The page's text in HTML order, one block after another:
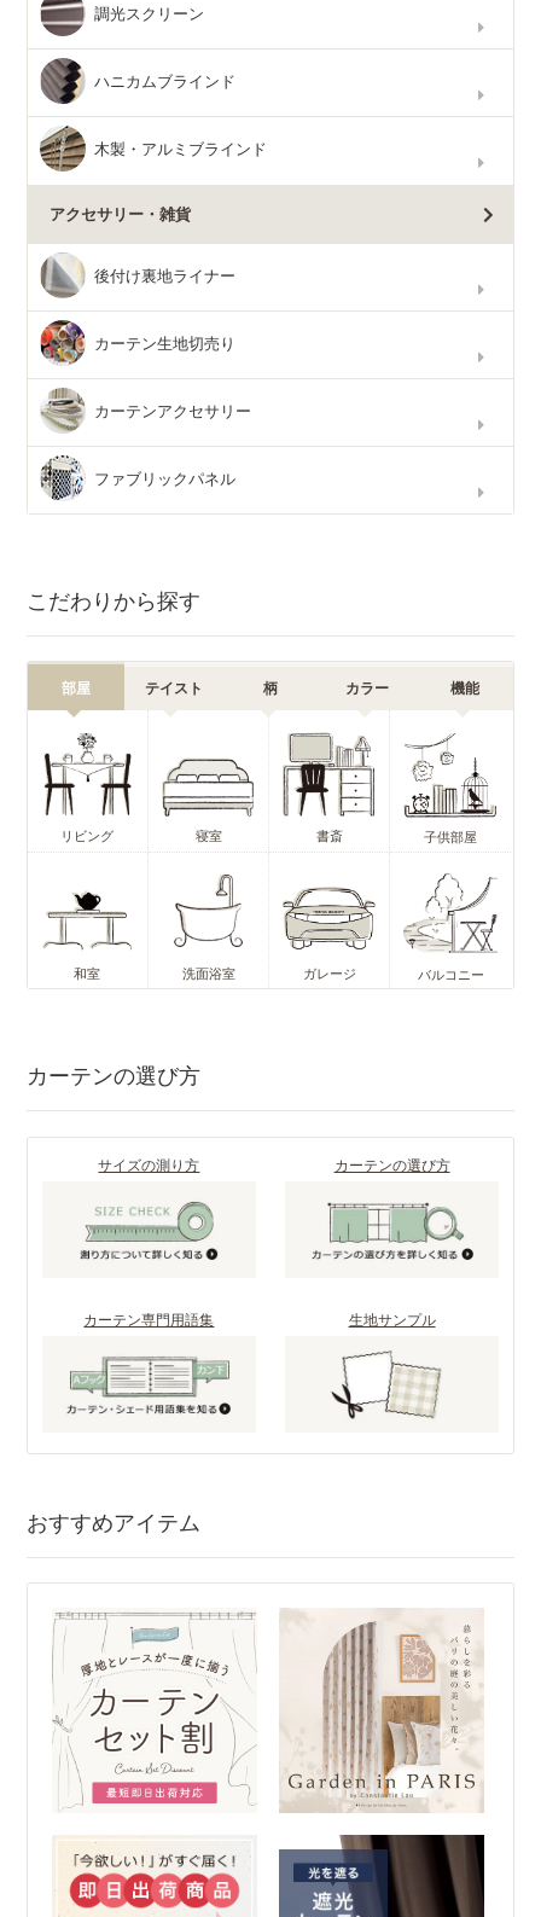
調光スクリーン
ハニカムブラインド
木製・アルミブラインド
アクセサリー・雑貨
後付け裏地ライナー
カーテン生地切売り
カーテンアクセサリー
ファブリックパネル
こだわりから探す
部屋 テイスト 柄 カラー 機能
リビング 寝室 書斎 子供部屋
和室 洗面浴室 ガレージ バルコニー
カーテンの選び方
サイズの測り方 カーテンの選び方
カーテン専門用語集 生地サンプル
おすすめアイテム